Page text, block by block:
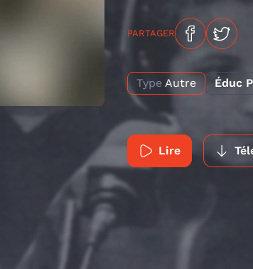
PARTAGER
Type Autre Éduc
Lire